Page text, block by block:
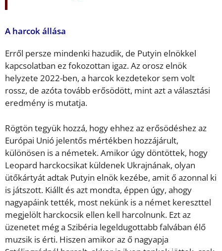
A harcok állása
Erről persze mindenki hazudik, de Putyin elnökkel
kapcsolatban ez fokozottan igaz. Az orosz elnök
helyzete 2022-ben, a harcok kezdetekor sem volt
rossz, de azóta tovább erősödött, mint azt a választási
eredmény is mutatja.
Rögtön tegyük hozzá, hogy ehhez az erősödéshez az
Európai Unió jelentős mértékben hozzájárult,
különösen is a németek. Amikor úgy döntöttek, hogy
Leopard harckocsikat küldenek Ukrajnának, olyan
ütőkártyát adtak Putyin elnök kezébe, amit ő azonnal ki
is játszott. Kiállt és azt mondta, éppen úgy, ahogy
nagyapáink tették, most nekünk is a német kereszttel
megjelölt harckocsik ellen kell harcolnunk. Ezt az
üzenetet még a Szibéria legeldugottabb falvában élő
muzsik is érti. Hiszen amikor az ő nagyapja